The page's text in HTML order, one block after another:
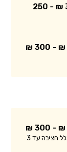
300 ₪ - 250
המחיר מתייחס להתקנת נקודת תאורה חדשה, כולל חציבה עד 3